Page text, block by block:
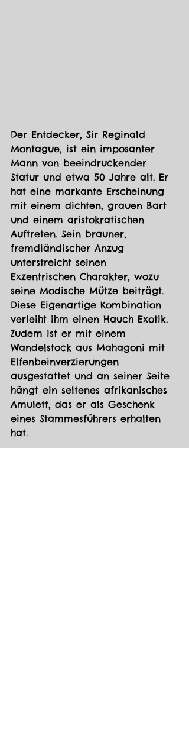
Der Entdecker, Sir Reginald
Montague, ist ein imposanter
Mann von beeindruckender
Statur und etwa 50 Jahre alt. Er
hat eine markante Erscheinung
mit einem dichten, grauen Bart
und einem aristokratischen
Auftreten. Sein brauner,
fremdländischer Anzug
unterstreicht seinen
Exzentrischen Charakter, wozu
seine Modische Mütze beiträgt.
Diese Eigenartige Kombination
verleiht ihm einen Hauch Exotik.
Zudem ist er mit einem
Wandelstock aus Mahagoni mit
Elfenbeinverzierungen
ausgestattet und an seiner Seite
hängt ein seltenes afrikanisches
Amulett, das er als Geschenk
eines Stammesführers erhalten
hat.